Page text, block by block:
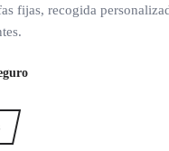
fijas, recogida